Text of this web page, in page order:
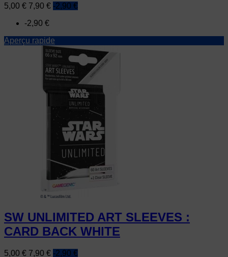
Prix
5,00 € Prix
base
7,90 € -2,90 €
-2,90 €
Aperçu rapide
SW UNLIMITED ART SLEEVES :
CARD BACK WHITE
Prix
5,00 € Prix
7,90 € -2,90 €